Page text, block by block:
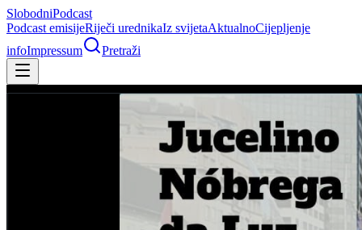
SlobodniPodcast
Podcast emisijeRiječi urednikaIz svijetaAktualnoCijepljenje
infoImpressum Pretraži